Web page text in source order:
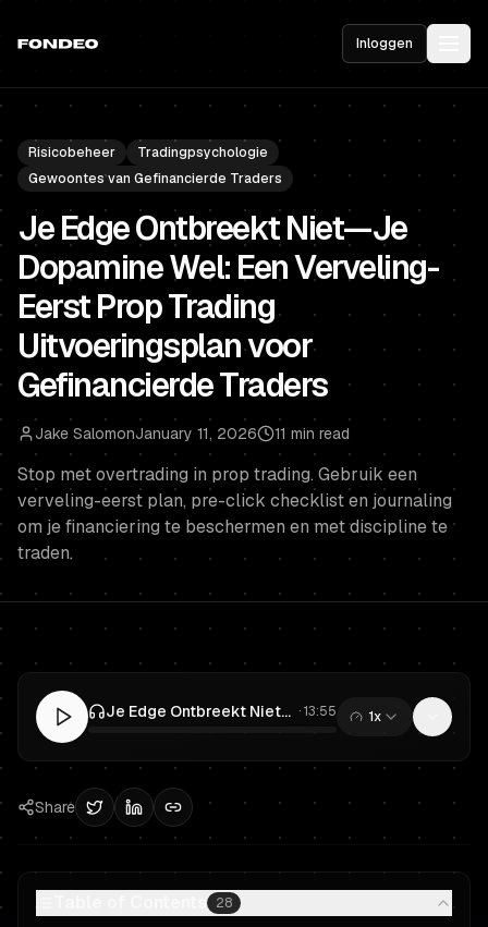
Inloggen
Risicobeheer
Tradingpsychologie
Gewoontes van Gefinancierde Traders
Je Edge Ontbreekt Niet—Je
Dopamine Wel: Een Verveling-
Eerst Prop Trading
Uitvoeringsplan voor
Gefinancierde Traders
Jake SalomonJanuary 11, 2026 11 min read
Stop met overtrading in prop trading. Gebruik een
verveling-eerst plan, pre-click checklist en journaling
om je financiering te beschermen en met discipline te
traden.
Je Edge Ontbreekt Niet—Je Dopamine Wel: Een Verveling-Eerst Prop Trading Uitvoeringsplan voor Gefinancierde Traders ·13:55 1x
Share
28